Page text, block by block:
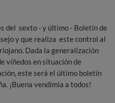
del sexto - y último - Boletín de
y que realiza este control al
Dada la generalización
viñedos en situación de
este será el último boletín
¡Buena vendimia a todos!